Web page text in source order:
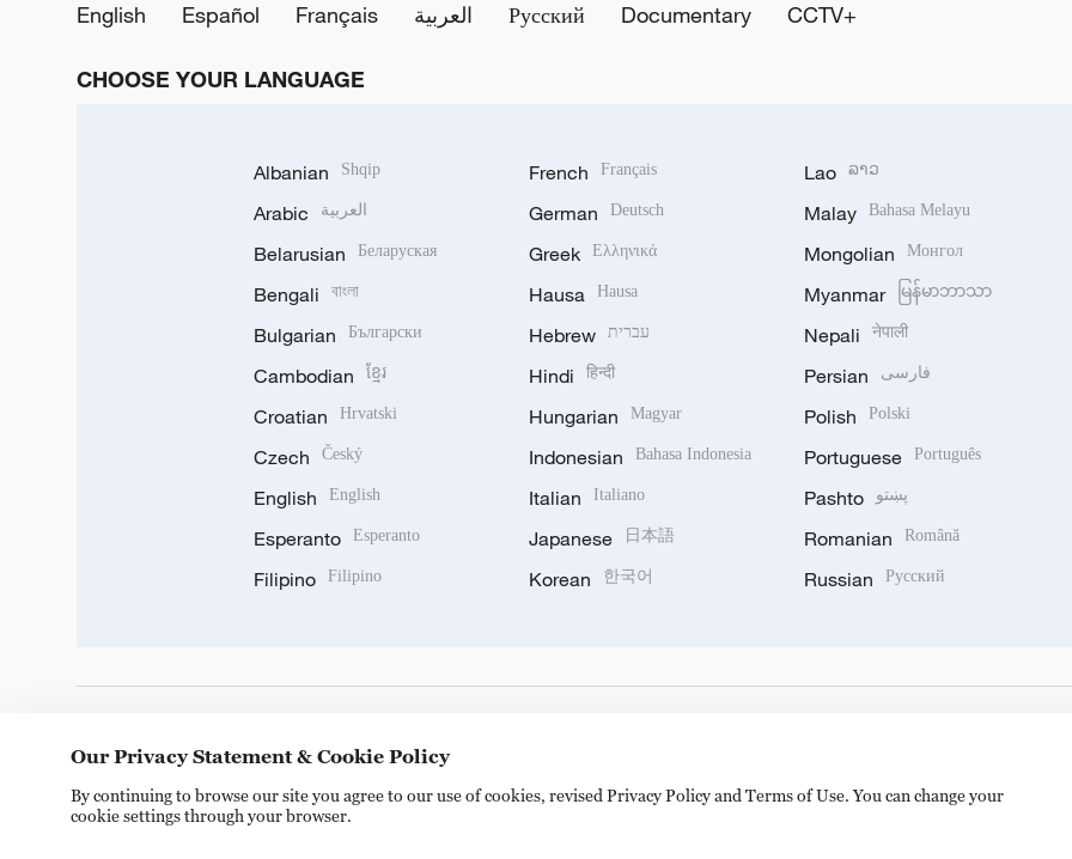
English
Español Français العربية Русский Documentary CCTV+
CHOOSE YOUR LANGUAGE
Albanian Shqip
Arabic العربية
Belarusian Беларуская
Bengali বাংলা
Bulgarian Български
Cambodian ខ្មែរ
Croatian Hrvatski
Czech Český
English English
Esperanto Esperanto
Filipino Filipino
French Français
German Deutsch
Greek Ελληνικά
Hausa Hausa
Hebrew עברית
Hindi हिन्दी
Hungarian Magyar
Indonesian Bahasa Indonesia
Italian Italiano
Japanese 日本語
Korean 한국어
Lao ລາວ
Malay Bahasa Melayu
Mongolian Монгол
Myanmar မြန်မာဘာသာ
Nepali नेपाली
Persian فارسی
Polish Polski
Portuguese Português
Pashto پښتو
Romanian Română
Russian Русский
Our Privacy Statement & Cookie Policy
By continuing to browse our site you agree to our use of cookies, revised Privacy Policy and Terms of Use. You can change your
cookie settings through your browser.